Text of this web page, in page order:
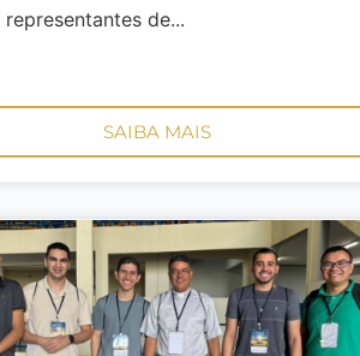
representantes de...
SAIBA MAIS